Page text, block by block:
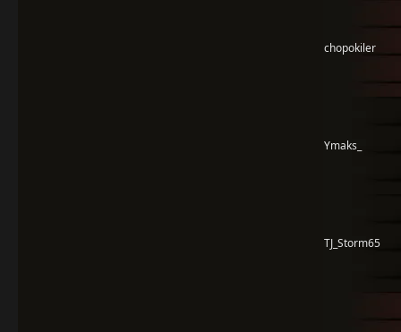
chopokiler
Ymaks_
TJ_Storm65